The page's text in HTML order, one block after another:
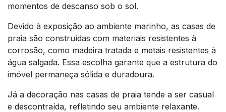
momentos de descanso sob o sol.
Devido à exposição ao ambiente marinho, as casas de
praia são construídas com materiais resistentes à
corrosão, como madeira tratada e metais resistentes à
água salgada. Essa escolha garante que a estrutura do
imóvel permaneça sólida e duradoura.
Já a decoração nas casas de praia tende a ser casual
e descontraída, refletindo seu ambiente relaxante.